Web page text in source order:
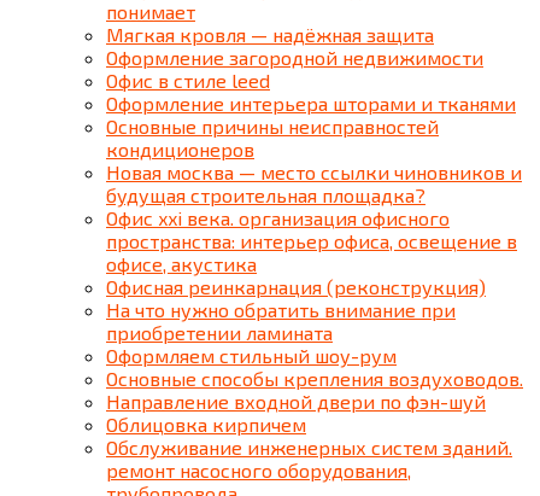
понимает
Мягкая кровля — надёжная защита
Оформление загородной недвижимости
Офис в стиле leed
Оформление интерьера шторами и тканями
Основные причины неисправностей
кондиционеров
Новая москва — место ссылки чиновников и
будущая строительная площадка?
Офис xxi века. организация офисного
пространства: интерьер офиса, освещение в
офисе, акустика
Офисная реинкарнация (реконструкция)
На что нужно обратить внимание при
приобретении ламината
Оформляем стильный шоу-рум
Основные способы крепления воздуховодов.
Направление входной двери по фэн-шуй
Облицовка кирпичем
Обслуживание инженерных систем зданий.
ремонт насосного оборудования,